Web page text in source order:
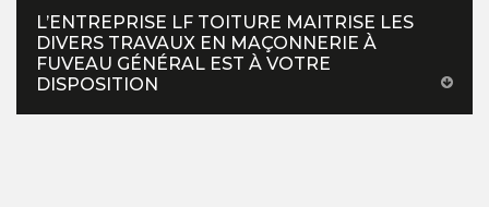
L’ENTREPRISE LF TOITURE MAITRISE LES
DIVERS TRAVAUX EN MAÇONNERIE À
FUVEAU GÉNÉRAL EST À VOTRE
DISPOSITION